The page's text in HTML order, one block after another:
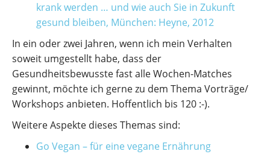
krank werden … und wie auch Sie in Zukunft
gesund bleiben, München: Heyne, 2012
In ein oder zwei Jahren, wenn ich mein Verhalten
soweit umgestellt habe, dass der
Gesundheitsbewusste fast alle Wochen-Matches
gewinnt, möchte ich gerne zu dem Thema Vorträge/
Workshops anbieten. Hoffentlich bis 120 :-).
Weitere Aspekte dieses Themas sind:
Go Vegan – für eine vegane Ernährung